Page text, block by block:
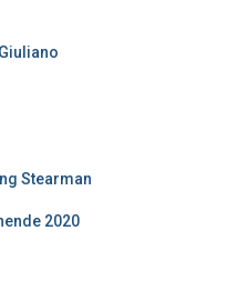
Stearman
2020